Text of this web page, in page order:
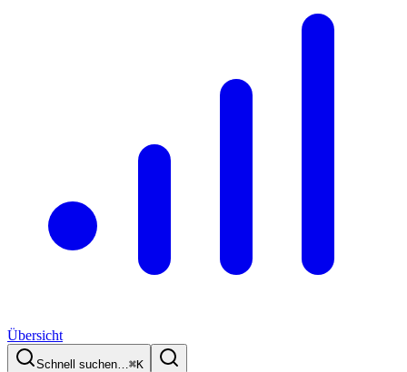
Übersicht
Schnell suchen…⌘K